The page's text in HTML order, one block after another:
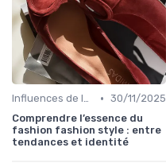
Influences de la Mode Internationale • 30/11/2025
Comprendre l’essence du
fashion fashion style : entre
tendances et identité